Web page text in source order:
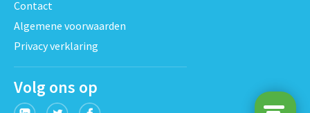
Contact
Algemene voorwaarden
Privacy verklaring
Volg ons op